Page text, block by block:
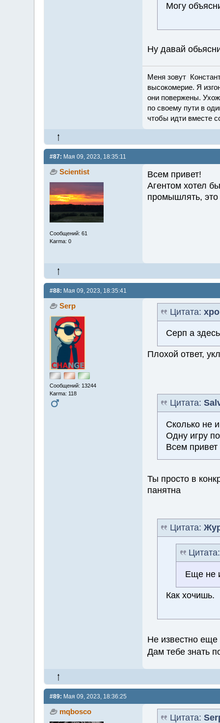
Могу
Ну давай
Меня зовут
высокомерие. Я
они повержены.
по своему пути в
чтобы идти вместе
#87: Мая 09, 2023, 18:35:11
Scientist
Сообщений: 61
Karma: 0
Всем привет!
Агентом хотел
промышлять,
#88: Мая 09, 2023, 18:35:41
Serp
Сообщений: 13244
Karma: 118
Цитата:
Серп а
Плохой ответ,
Цитата:
Сколько не
Одну игру
Всем привет
Ты просто в
панятна
Цитата:
Еще не
Как хочишь.
Не известно
Дам тебе знать
#89: Мая 09, 2023, 18:36:25
mqbosco
Цитата: